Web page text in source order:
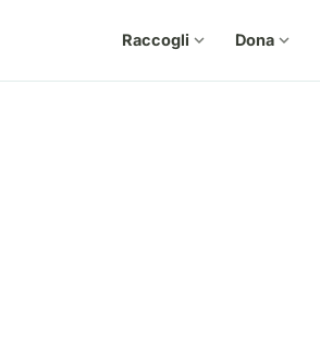
Raccogli expand_more Dona expand_more